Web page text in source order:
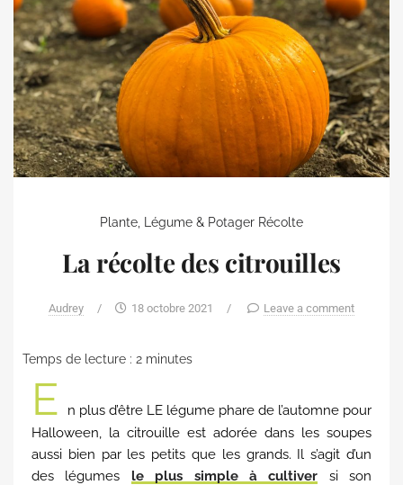
Plante, Légume & Potager Récolte
La récolte des citrouilles
Audrey / 18 octobre 2021 / Leave a comment
Temps de lecture : 2 minutes
E
n plus d’être LE légume phare de l’automne pour
Halloween, la citrouille est adorée dans les soupes
aussi bien par les petits que les grands. Il s’agit d’un
des légumes le plus simple à cultiver si son